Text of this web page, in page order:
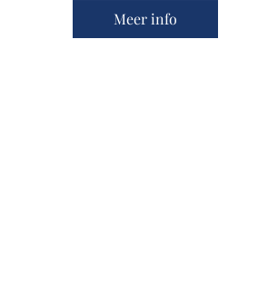
Meer info